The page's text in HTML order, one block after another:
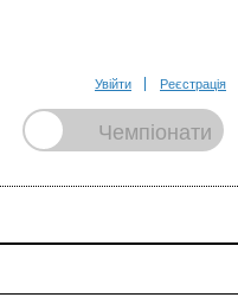
Увійти Реєстрація